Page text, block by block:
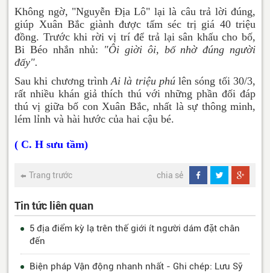
Không ngờ, "Nguyễn Địa Lô" lại là câu trả lời đúng,
giúp Xuân Bắc giành được tấm séc trị giá 40 triệu
đồng. Trước khi rời vị trí để trả lại sân khấu cho bố,
Bi Béo nhắn nhủ: "Ôi giời ôi, bố nhờ đúng người
đấy".
Sau khi chương trìnhAi là triệu phúlên sóng tối 30/3,
rất nhiều khán giả thích thú với những phần đối đáp
thú vị giữa bố con Xuân Bắc, nhất là sự thông minh,
lém lỉnh và hài hước của hai cậu bé.
( C. H sưu tầm)
Trang trước chia sẻ
Tin tức liên quan
5 địa điểm kỳ lạ trên thế giới ít người dám đặt chân
đến
Biện pháp Vận động nhanh nhất - Ghi chép: Lưu Sỹ